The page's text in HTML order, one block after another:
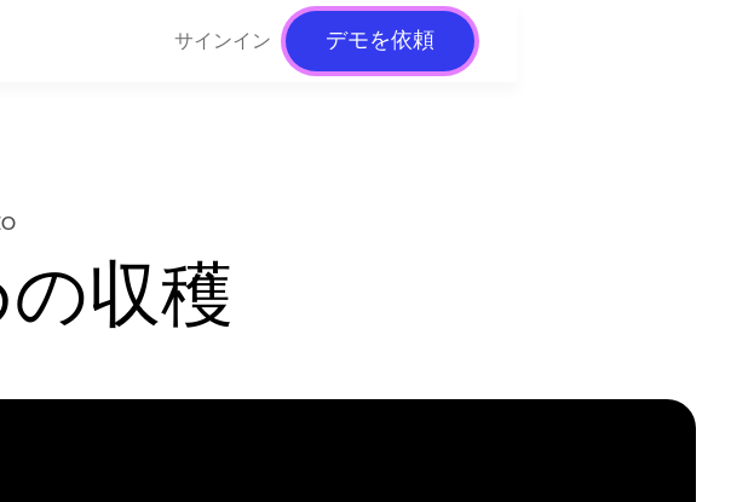
サインイン デモを依頼
収穫